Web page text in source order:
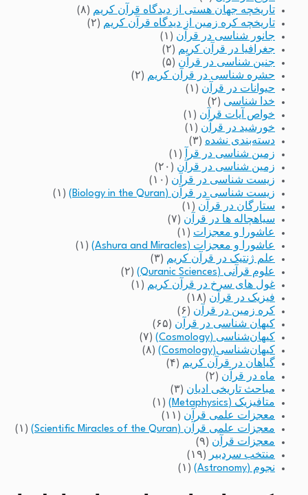
تاریخچه جهان هستی از دیدگاه قرآن کریم (۸)
تاریخچه کره زمین از دیدگاه قرآن کریم (۲)
جانور شناسی در قرآن (۱)
جغرافیا در قرآن کریم (۲)
جنین شناسی در قرآن (۵)
حشره شناسی در قرآن کریم (۲)
حیوانات در قرآن (۱)
خدا شناسی (۲)
خواص آیات قرآن (۱)
خورشید در قرآن (۱)
دسته‌بندی نشده (۳)
زمین شناسی در قرآ
(۱)
زمین شناسی در قرآن (۲۰)
زیست شناسی در قرآن (۱۰)
زیست شناسی در قرآن (Biology in the Quran)
(۱)
ستارگان در قرآن (۱)
سیاهچاله ها در قرآن (۷)
عاشورا و معجزات (۱)
عاشورا و معجزات (Ashura and Miracles)
(۱)
علم ژنتیک در قرآن کریم (۳)
علوم قرآنی (Quranic Sciences)
(۲)
غول های سرخ در قرآن کریم (۱)
فیزیک در قرآن (۱۸)
کره زمین در قرآن (۶)
کیهان شناسی در قرآن (۶۵)
کیهان‌شناسی (Cosmology)
(۷)
کیهان‌شناسی(Cosmology)
(۸)
گیاهان در قرآن کریم (۴)
ماه در قرآن (۲)
مباحث تاریخی ادیان (۳)
متافیزیک (Metaphysics)
(۱)
معجزات علمی قرآن (۱۱)
معجزات علمی قرآن (Scientific Miracles of the Quran)
(۱)
معجزات قرآن (۹)
منتخب سردبیر
(۱۹)
نجوم (Astronomy)
(۱)